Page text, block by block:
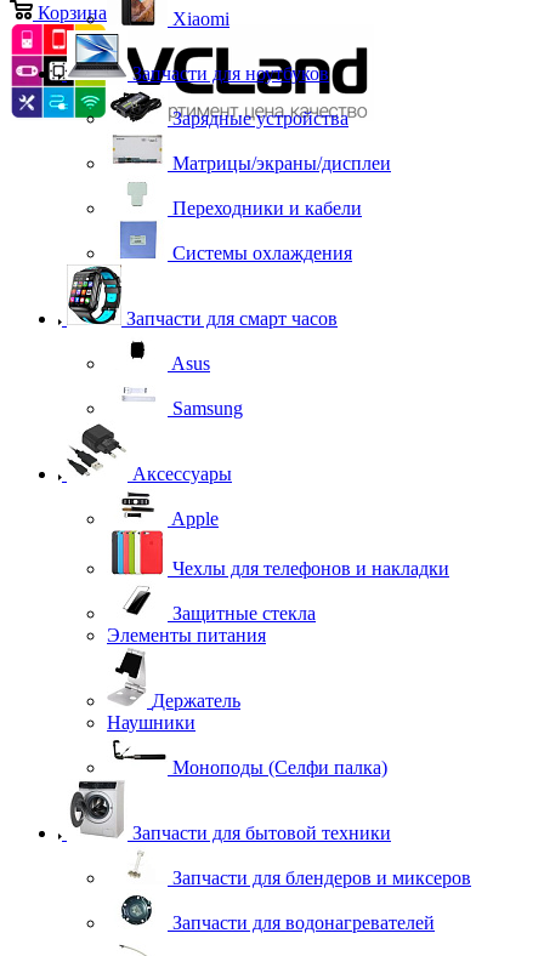
Корзина Xiaomi
Запчасти для ноутбуков
Зарядные устройства
Матрицы/экраны/дисплеи
Переходники и кабели
Системы охлаждения
Запчасти для смарт часов
Asus
Samsung
Аксессуары
Apple
Чехлы для телефонов и накладки
Защитные стекла
Элементы питания
Держатель
Наушники
Моноподы (Селфи палка)
Запчасти для бытовой техники
Запчасти для блендеров и миксеров
Запчасти для водонагревателей